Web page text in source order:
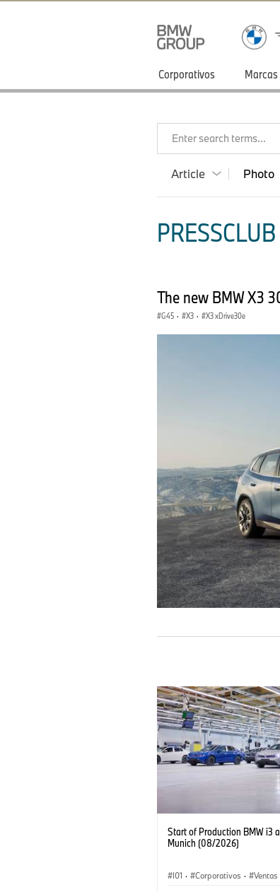
Corporativos Marcas
Enter search terms...
Article Photo
The new BMW X3
G45 · X3 · X3 xDrive30e
Start of Production BMW i3
Munich (08/2026)
I01 · Corporativos ·